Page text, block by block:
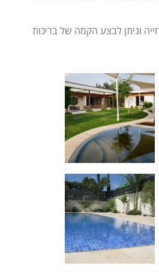
וניתן לבצע הקמה של בריכות